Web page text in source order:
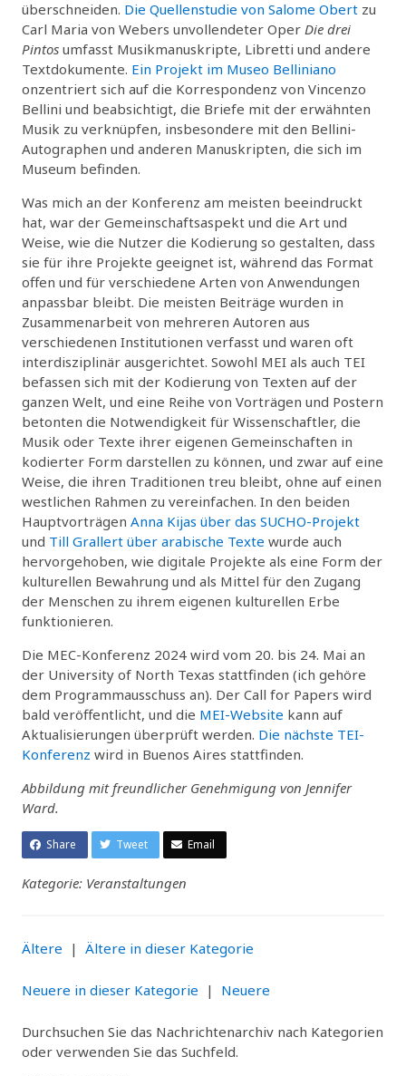
überschneiden. Die Quellenstudie von Salome Obert zu
Carl Maria von Webers unvollendeter Oper Die drei
Pintos umfasst Musikmanuskripte, Libretti und andere
Textdokumente. Ein Projekt im Museo Belliniano
onzentriert sich auf die Korrespondenz von Vincenzo
Bellini und beabsichtigt, die Briefe mit der erwähnten
Musik zu verknüpfen, insbesondere mit den Bellini-
Autographen und anderen Manuskripten, die sich im
Museum befinden.
Was mich an der Konferenz am meisten beeindruckt
hat, war der Gemeinschaftsaspekt und die Art und
Weise, wie die Nutzer die Kodierung so gestalten, dass
sie für ihre Projekte geeignet ist, während das Format
offen und für verschiedene Arten von Anwendungen
anpassbar bleibt. Die meisten Beiträge wurden in
Zusammenarbeit von mehreren Autoren aus
verschiedenen Institutionen verfasst und waren oft
interdisziplinär ausgerichtet. Sowohl MEI als auch TEI
befassen sich mit der Kodierung von Texten auf der
ganzen Welt, und eine Reihe von Vorträgen und Postern
betonten die Notwendigkeit für Wissenschaftler, die
Musik oder Texte ihrer eigenen Gemeinschaften in
kodierter Form darstellen zu können, und zwar auf eine
Weise, die ihren Traditionen treu bleibt, ohne auf einen
westlichen Rahmen zu vereinfachen. In den beiden
Hauptvorträgen Anna Kijas über das SUCHO-Projekt
und Till Grallert über arabische Texte wurde auch
hervorgehoben, wie digitale Projekte als eine Form der
kulturellen Bewahrung und als Mittel für den Zugang
der Menschen zu ihrem eigenen kulturellen Erbe
funktionieren.
Die MEC-Konferenz 2024 wird vom 20. bis 24. Mai an
der University of North Texas stattfinden (ich gehöre
dem Programmausschuss an). Der Call for Papers wird
bald veröffentlicht, und die MEI-Website kann auf
Aktualisierungen überprüft werden. Die nächste TEI-
Konferenz wird in Buenos Aires stattfinden.
Abbildung mit freundlicher Genehmigung von Jennifer
Ward.
Share Tweet Email
Kategorie: Veranstaltungen
Ältere | Ältere in dieser Kategorie
Neuere in dieser Kategorie | Neuere
Durchsuchen Sie das Nachrichtenarchiv nach Kategorien
oder verwenden Sie das Suchfeld.